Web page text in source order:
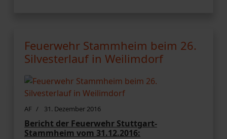
Feuerwehr Stammheim beim 26.
Silvesterlauf in Weilimdorf
AF 31. Dezember 2016
Bericht der Feuerwehr Stuttgart-
Stammheim vom 31.12.2016: